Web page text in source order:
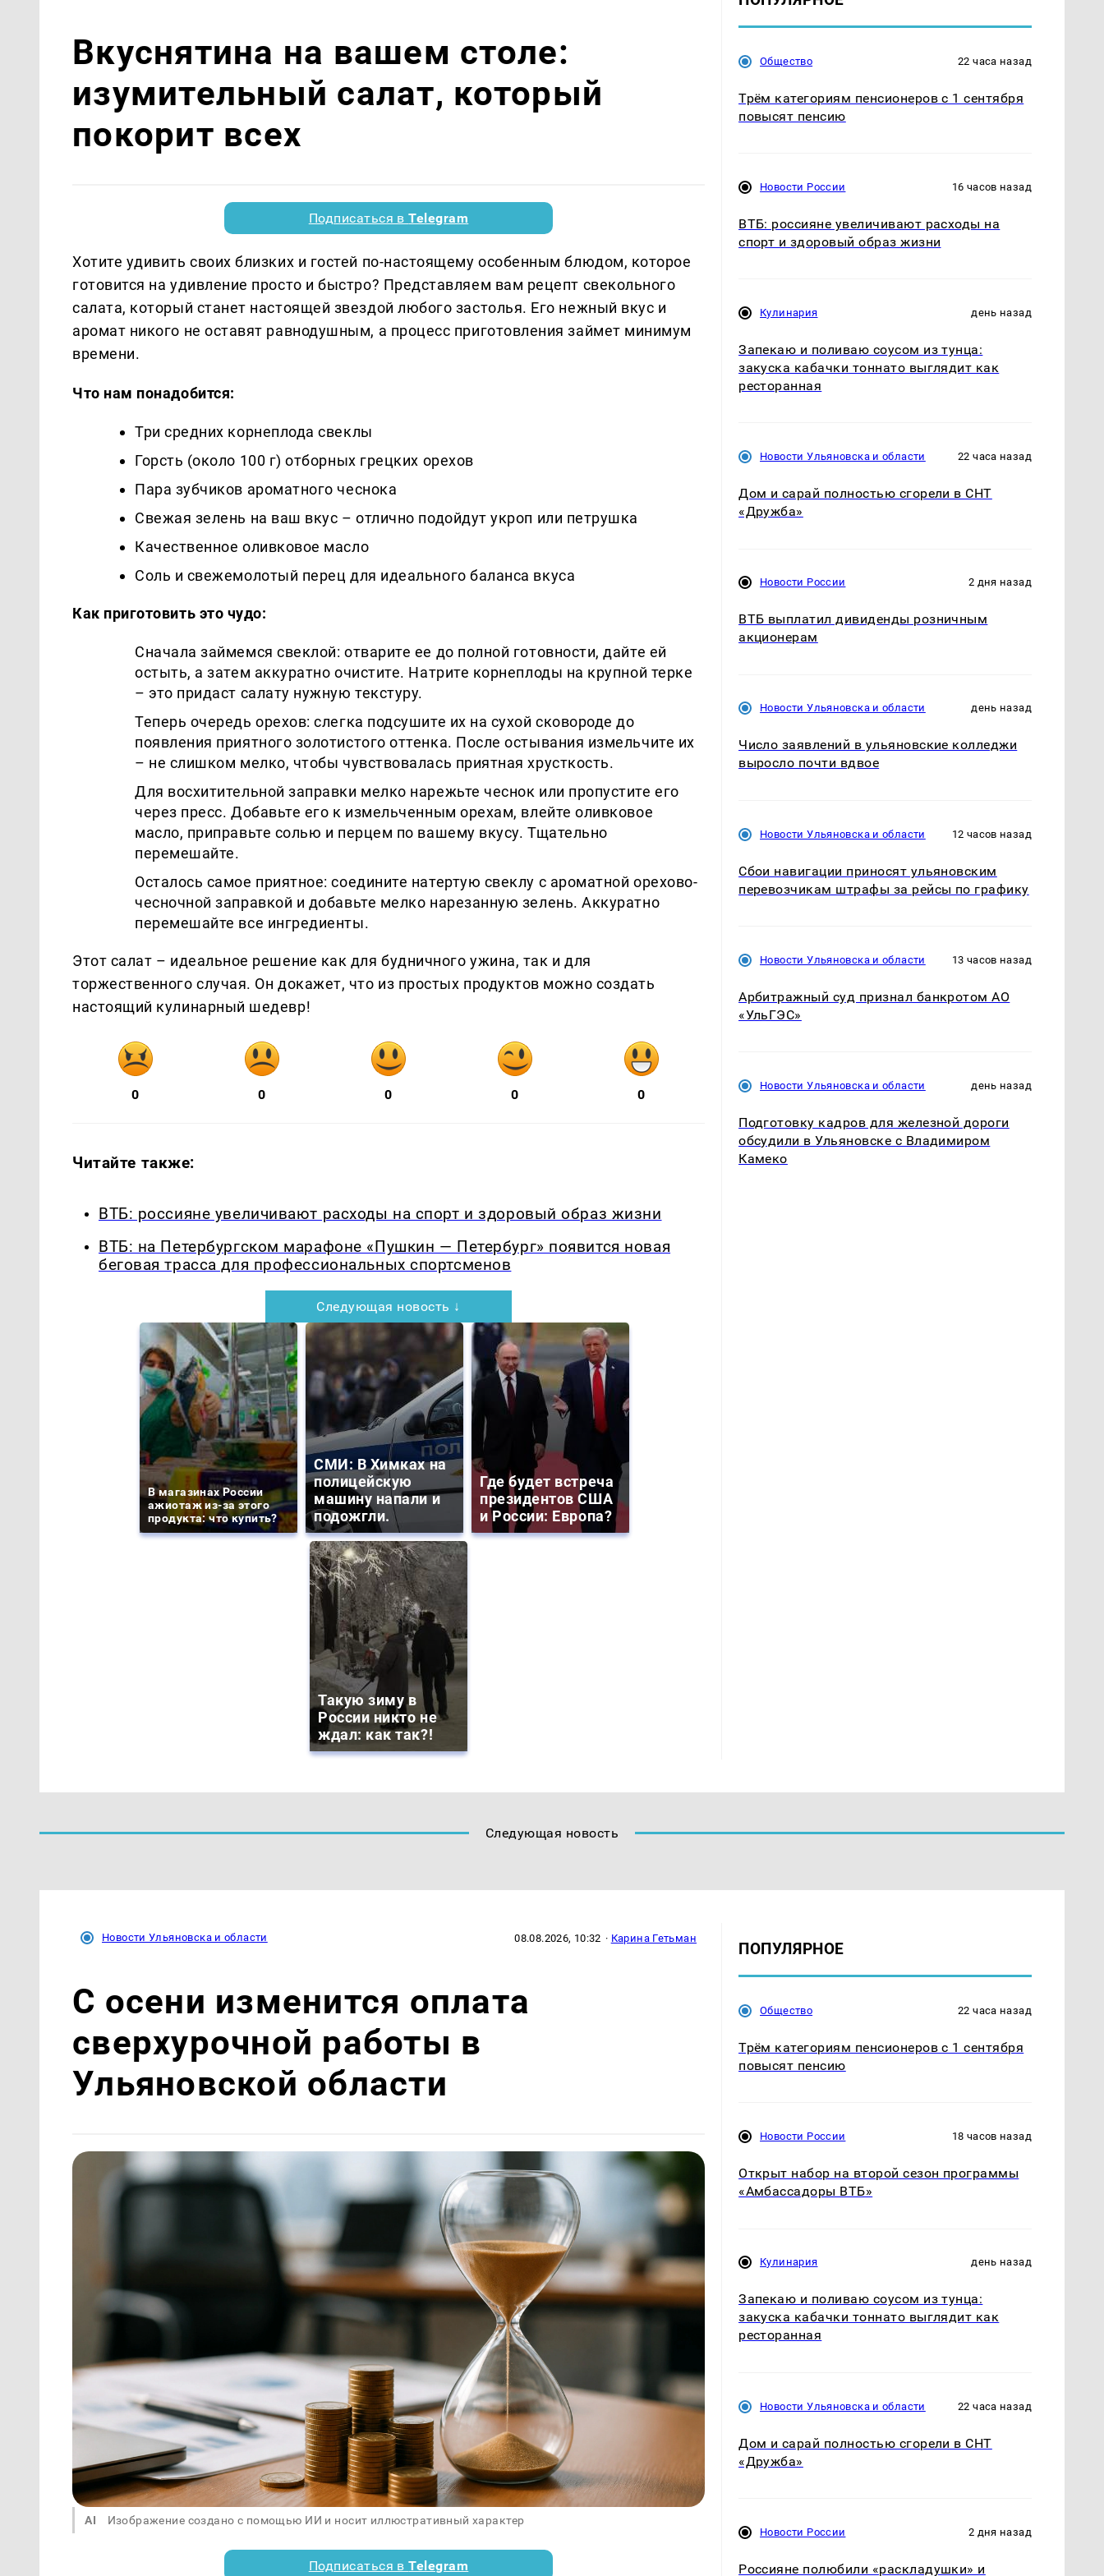
Вкуснятина на вашем столе:
изумительный салат, который
покорит всех
Подписаться вTelegram
Хотите удивить своих близких и гостей по-настоящему особенным блюдом, которое
готовится на удивление просто и быстро? Представляем вам рецепт свекольного
салата, который станет настоящей звездой любого застолья. Его нежный вкус и
аромат никого не оставят равнодушным, а процесс приготовления займет минимум
времени.
Что нам понадобится:
Три средних корнеплода свеклы
Горсть (около 100 г) отборных грецких орехов
Пара зубчиков ароматного чеснока
Свежая зелень на ваш вкус – отлично подойдут укроп или петрушка
Качественное оливковое масло
Соль и свежемолотый перец для идеального баланса вкуса
Как приготовить это чудо:
Сначала займемся свеклой: отварите ее до полной готовности, дайте ей
остыть, а затем аккуратно очистите. Натрите корнеплоды на крупной терке
– это придаст салату нужную текстуру.
Теперь очередь орехов: слегка подсушите их на сухой сковороде до
появления приятного золотистого оттенка. После остывания измельчите их
– не слишком мелко, чтобы чувствовалась приятная хрусткость.
Для восхитительной заправки мелко нарежьте чеснок или пропустите его
через пресс. Добавьте его к измельченным орехам, влейте оливковое
масло, приправьте солью и перцем по вашему вкусу. Тщательно
перемешайте.
Осталось самое приятное: соедините натертую свеклу с ароматной орехово-
чесночной заправкой и добавьте мелко нарезанную зелень. Аккуратно
перемешайте все ингредиенты.
Этот салат – идеальное решение как для будничного ужина, так и для
торжественного случая. Он докажет, что из простых продуктов можно создать
настоящий кулинарный шедевр!
0 0 0 0 0
Читайте также:
ВТБ: россияне увеличивают расходы на спорт и здоровый образ жизни
ВТБ: на Петербургском марафоне «Пушкин — Петербург» появится новая
беговая трасса для профессиональных спортсменов
Следующая новость ↓
В магазинах России
ажиотаж из-за этого
продукта: что купить?
СМИ: В Химках на
полицейскую
машину напали и
подожгли.
Где будет встреча
президентов США
и России: Европа?
Такую зиму в
России никто не
ждал: как так?!
Общество 22 часа назад
Трём категориям пенсионеров с 1 сентября
повысят пенсию
Новости России 16 часов назад
ВТБ: россияне увеличивают расходы на
спорт и здоровый образ жизни
Кулинария день назад
Запекаю и поливаю соусом из тунца:
закуска кабачки тоннато выглядит как
ресторанная
Новости Ульяновска и области 22 часа назад
Дом и сарай полностью сгорели в СНТ
«Дружба»
Новости России 2 дня назад
ВТБ выплатил дивиденды розничным
акционерам
Новости Ульяновска и области день назад
Число заявлений в ульяновские колледжи
выросло почти вдвое
Новости Ульяновска и области 12 часов назад
Сбои навигации приносят ульяновским
перевозчикам штрафы за рейсы по графику
Новости Ульяновска и области 13 часов назад
Арбитражный суд признал банкротом АО
«УльГЭС»
Новости Ульяновска и области день назад
Подготовку кадров для железной дороги
обсудили в Ульяновске с Владимиром
Камеко
Следующая новость
Новости Ульяновска и области 08.08.2026, 10:32 · Карина Гетьман
С осени изменится оплата
сверхурочной работы в
Ульяновской области
AI Изображение создано с помощью ИИ и носит иллюстративный характер
Подписаться вTelegram
ПОПУЛЯРНОЕ
Общество 22 часа назад
Трём категориям пенсионеров с 1 сентября
повысят пенсию
Новости России 18 часов назад
Открыт набор на второй сезон программы
«Амбассадоры ВТБ»
Кулинария день назад
Запекаю и поливаю соусом из тунца:
закуска кабачки тоннато выглядит как
ресторанная
Новости Ульяновска и области 22 часа назад
Дом и сарай полностью сгорели в СНТ
«Дружба»
Новости России 2 дня назад
Россияне полюбили «раскладушки» и